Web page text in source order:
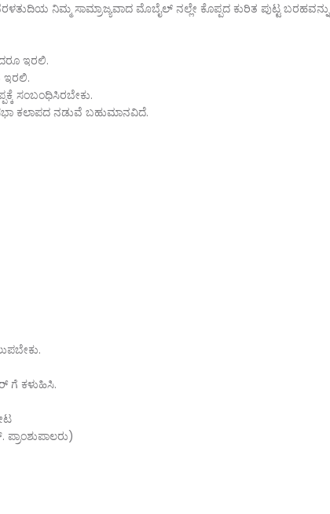
ನಿಮ್ಮ ಸಾಮ್ರಾಜ್ಯವಾದ ಮೊಬೈಲ್ ನಲ್ಲೇ ಕೊಪ್ಪದ ಕುರಿತ ಪುಟ್ಟ ಬರಹವನ್ನು
ಇರಲಿ.
ಇರಲಿ.
ಸಂಬಂಧಿಸಿರಬೇಕು.
ಕಲಾಪದ ನಡುವೆ ಬಹುಮಾನವಿದೆ.
ಗೆ ಕಳುಹಿಸಿ.